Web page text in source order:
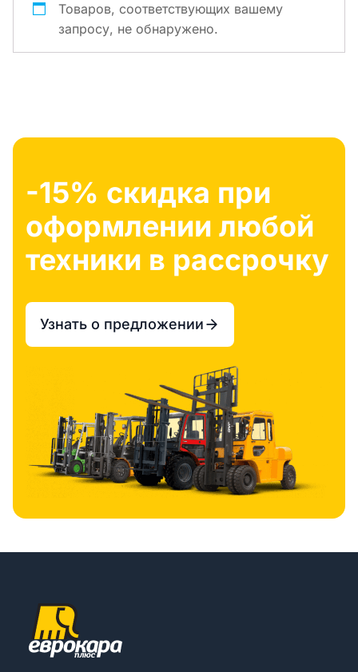
Товаров, соответствующих вашему
запросу, не обнаружено.
-15% скидка при
оформлении любой
техники в рассрочку
Узнать о предложении